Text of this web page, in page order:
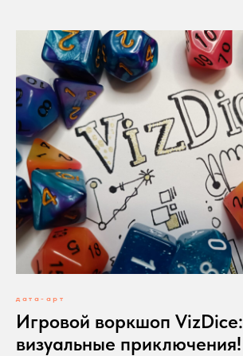
дата-арт
Игровой воркшоп VizDice:
визуальные приключения!